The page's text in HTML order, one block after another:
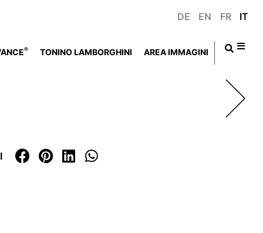
DE EN FR IT
® TONINO LAMBORGHINI AREA IMMAGINI